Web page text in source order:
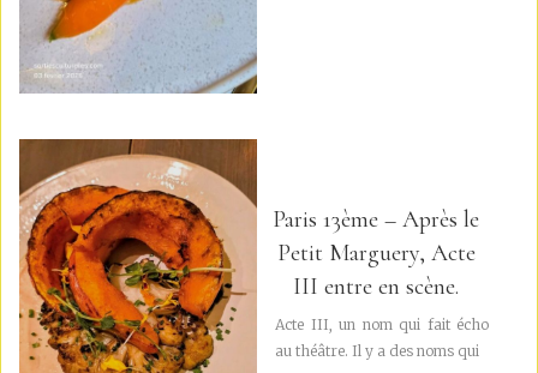
Paris 13ème – Après le
Petit Marguery, Acte
III entre en scène.
Acte III, un nom qui fait écho
au théâtre. Il y a des noms qui